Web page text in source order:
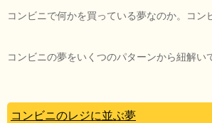
コンビニで何かを買っている夢なのか。コン
コンビニの夢をいくつのパターンから紐解い
コンビニのレジに並ぶ夢